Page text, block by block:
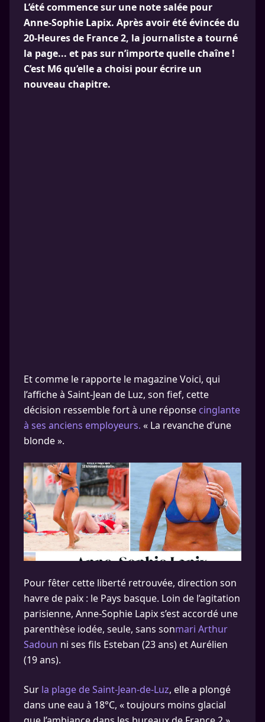
L’été commence sur une note salée pour
Anne-Sophie Lapix. Après avoir été évincée du
20-Heures de France 2, la journaliste a tourné
la page... et pas sur n’importe quelle chaîne !
C’est M6 qu’elle a choisi pour écrire un
nouveau chapitre.
Et comme le rapporte le magazine Voici, qui
l’affiche à Saint-Jean de Luz, son fief, cette
décision ressemble fort à une réponse cinglante
à ses anciens employeurs. « La revanche d’une
blonde ».
Pour fêter cette liberté retrouvée, direction son
havre de paix : le Pays basque. Loin de l’agitation
parisienne, Anne-Sophie Lapix s’est accordé une
parenthèse iodée, seule, sans sonmari Arthur
Sadoun ni ses fils Esteban (23 ans) et Aurélien
(19 ans).
Sur la plage de Saint-Jean-de-Luz, elle a plongé
dans une eau à 18°C, « toujours moins glacial